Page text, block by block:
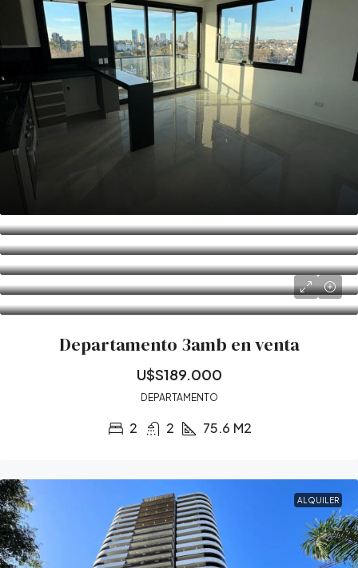
Departamento 3amb en venta
U$S189.000
DEPARTAMENTO
2 2 75.6 M2
ALQUILER